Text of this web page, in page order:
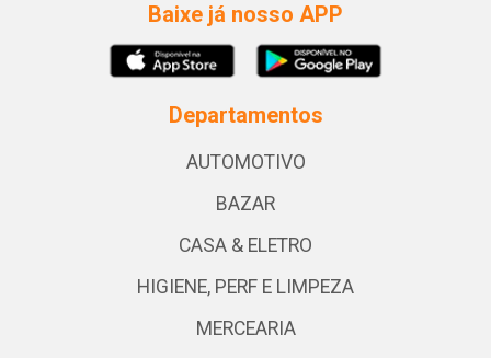
Baixe já nosso APP
Departamentos
AUTOMOTIVO
BAZAR
CASA & ELETRO
HIGIENE, PERF E LIMPEZA
MERCEARIA